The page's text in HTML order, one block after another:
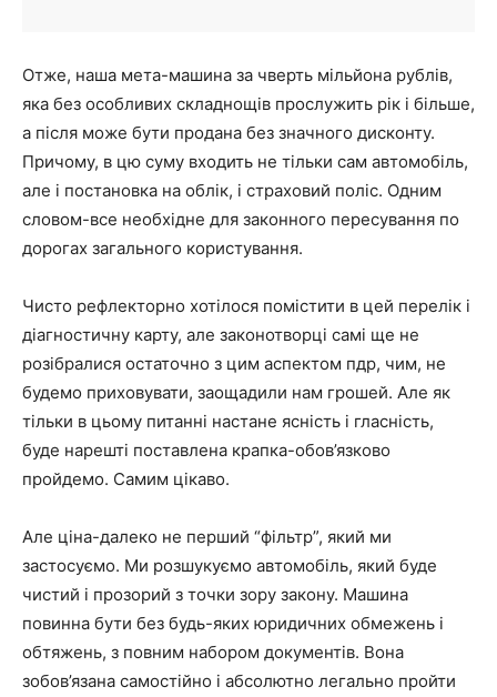
Отже, наша мета-машина за чверть мільйона рублів,
яка без особливих складнощів прослужить рік і більше,
а після може бути продана без значного дисконту.
Причому, в цю суму входить не тільки сам автомобіль,
але і постановка на облік, і страховий поліс. Одним
словом-все необхідне для законного пересування по
дорогах загального користування.
Чисто рефлекторно хотілося помістити в цей перелік і
діагностичну карту, але законотворці самі ще не
розібралися остаточно з цим аспектом пдр, чим, не
будемо приховувати, заощадили нам грошей. Але як
тільки в цьому питанні настане ясність і гласність,
буде нарешті поставлена крапка-обов’язково
пройдемо. Самим цікаво.
Але ціна-далеко не перший “фільтр”, який ми
застосуємо. Ми розшукуємо автомобіль, який буде
чистий і прозорий з точки зору закону. Машина
повинна бути без будь-яких юридичних обмежень і
обтяжень, з повним набором документів. Вона
зобов’язана самостійно і абсолютно легально пройти